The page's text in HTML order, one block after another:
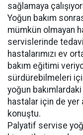
sağlamaya
Yoğun bakım
mümkün olmayan
servislerinde
hastalarımızı ev
bakım eğitimi
sürdürebilmeleri
yoğun
hastalar için de yer
konuştu.
Palyatif servise